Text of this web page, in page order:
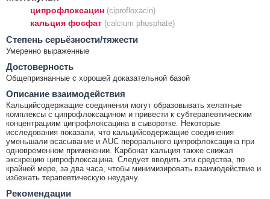
ципрофлоксацин (ciprofloxacin)
кальция фосфат (calcium phosphate)
Cтепень серьёзности/тяжести
Умеренно выраженные
Достоверность
Общепризнанные с хорошей доказательной базой
Описание взаимодействия
Кальцийсодержащие соединения могут образовывать хелатные
комплексы с ципрофлоксацином и привести к субтерапевтическим
концентрациям ципрофлоксацина в сыворотке. Некоторые
исследования показали, что кальцийсодержащие соединения
уменьшали всасывание и AUC перорального ципрофлоксацина при
одновременном применении. Карбонат кальция также снижал
экскрецию ципрофлоксацина. Следует вводить эти средства, по
крайней мере, за два часа, чтобы минимизировать взаимодействие и
избежать терапевтическую неудачу.
Рекомендации